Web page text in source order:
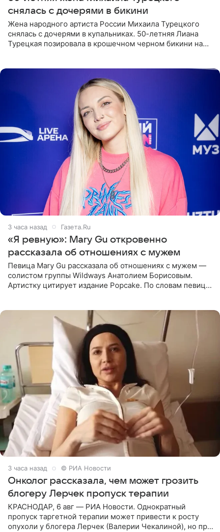
снялась с дочерями в бикини
Жена народного артиста России Михаила Турецкого
снялась с дочерями в купальниках. 50-летняя Лиана
Турецкая позировала в крошечном черном бикини на
3 часа назад Газета.Ru
«Я ревную»: Mary Gu откровенно
рассказала об отношениях с мужем
Певица Mary Gu рассказала об отношениях с мужем —
солистом группы Wildways Анатолием Борисовым.
Артистку цитирует издание Popcake. По словам певицы,
3 часа назад © РИА Новости
Онколог рассказала, чем может грозить
блогеру Лерчек пропуск терапии
КРАСНОДАР, 6 авг — РИА Новости. Однократный
пропуск таргетной терапии может привести к росту
опухоли у блогера Лерчек (Валерии Чекалиной), но при